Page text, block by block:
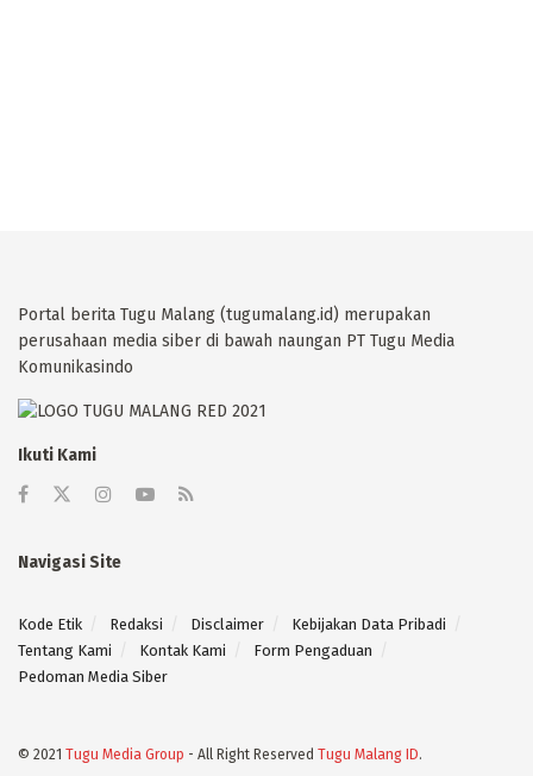
Portal berita Tugu Malang (tugumalang.id) merupakan
perusahaan media siber di bawah naungan PT Tugu Media
Komunikasindo
Ikuti Kami
Navigasi Site
Kode Etik Redaksi Disclaimer
Kebijakan Data Pribadi
Tentang Kami
Kontak Kami
Form Pengaduan
Pedoman Media Siber
© 2021 Tugu Media Group - All Right Reserved Tugu Malang ID.